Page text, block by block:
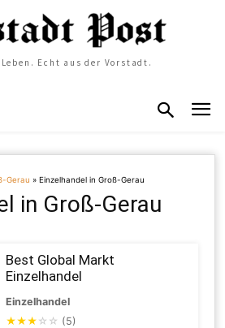
Echt aus der Vorstadt.
Gerau »Einzelhandel in Groß-Gerau
in Groß-Gerau
Best Global Markt
Einzelhandel
Einzelhandel
★★★ ☆ ☆ (5)